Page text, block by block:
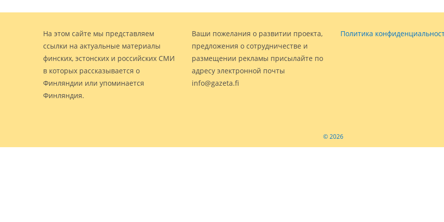
На этом сайте мы представляем
ссылки на актуальные материалы
финских, эстонских и российских СМИ
в которых рассказывается о
Финляндии или упоминается
Финляндия.
Ваши пожелания о развитии проекта,
предложения о сотрудничестве и
размещении рекламы присылайте по
адресу электронной почты
info@gazeta.fi
Политика
© 2026